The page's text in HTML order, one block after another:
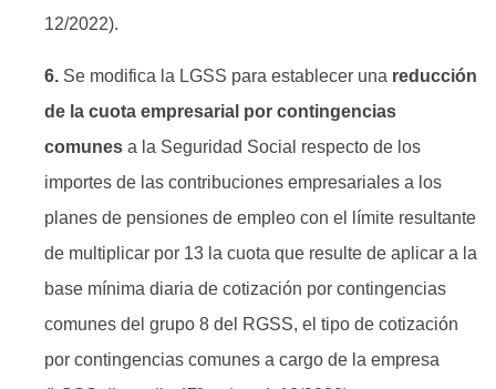
12/2022).
6. Se modifica la LGSS para establecer una reducción
de la cuota empresarial por contingencias
comunes a la Seguridad Social respecto de los
importes de las contribuciones empresariales a los
planes de pensiones de empleo con el límite resultante
de multiplicar por 13 la cuota que resulte de aplicar a la
base mínima diaria de cotización por contingencias
comunes del grupo 8 del RGSS, el tipo de cotización
por contingencias comunes a cargo de la empresa